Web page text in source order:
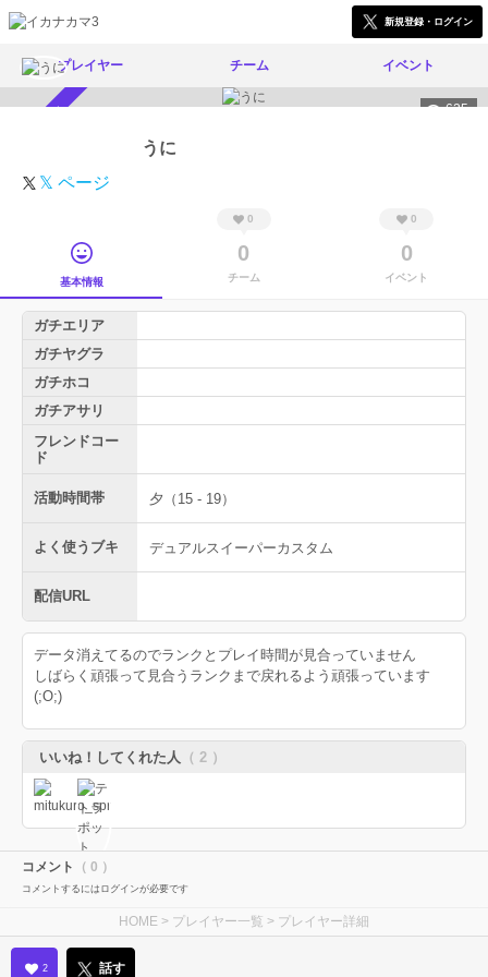
新規登録・ログイン
プレイヤー チーム イベント
625
うに
𝕏 ページ
基本情報
0
0
チーム
0
0
イベント
ガチエリア
ガチヤグラ
ガチホコ
ガチアサリ
フレンドコー
ド
活動時間帯 夕（15 - 19）
よく使うブキ デュアルスイーパーカスタム
配信URL
データ消えてるのでランクとプレイ時間が見合っていません
しばらく頑張って見合うランクまで戻れるよう頑張っています
(;O;)
いいね！してくれた人 （ 2 ）
コメント （ 0 ）
コメントするにはログインが必要です
HOME > プレイヤー一覧 > プレイヤー詳細
2 話す